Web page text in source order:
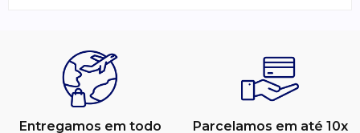
Entregamos em todo
Parcelamos em até 10x